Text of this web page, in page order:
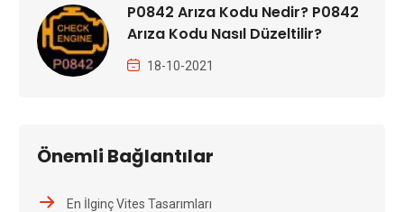
P0842 Arıza Kodu Nedir? P0842
Arıza Kodu Nasıl Düzeltilir?
18-10-2021
Önemli Bağlantılar
En İlginç Vites Tasarımları